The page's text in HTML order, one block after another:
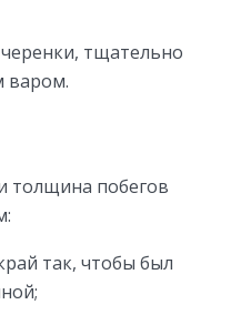
тщательно
варом.
толщина побегов
так, чтобы был